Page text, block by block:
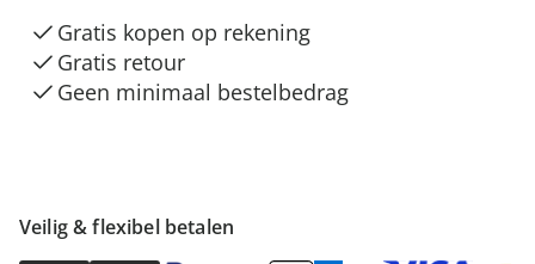
Veilig & flexibel betalen
Gratis kopen op rekening
Gratis retour
Geen minimaal bestelbedrag